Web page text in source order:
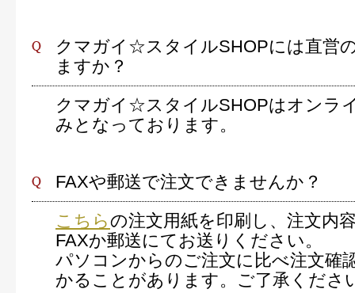
クマガイ☆スタイルSHOPには直営
ますか？
クマガイ☆スタイルSHOPはオンラ
みとなっております。
FAXや郵送で注文できませんか？
こちらの注文用紙を印刷し、注文内
FAXか郵送にてお送りください。
パソコンからのご注文に比べ注文確
かることがあります。ご了承くださ